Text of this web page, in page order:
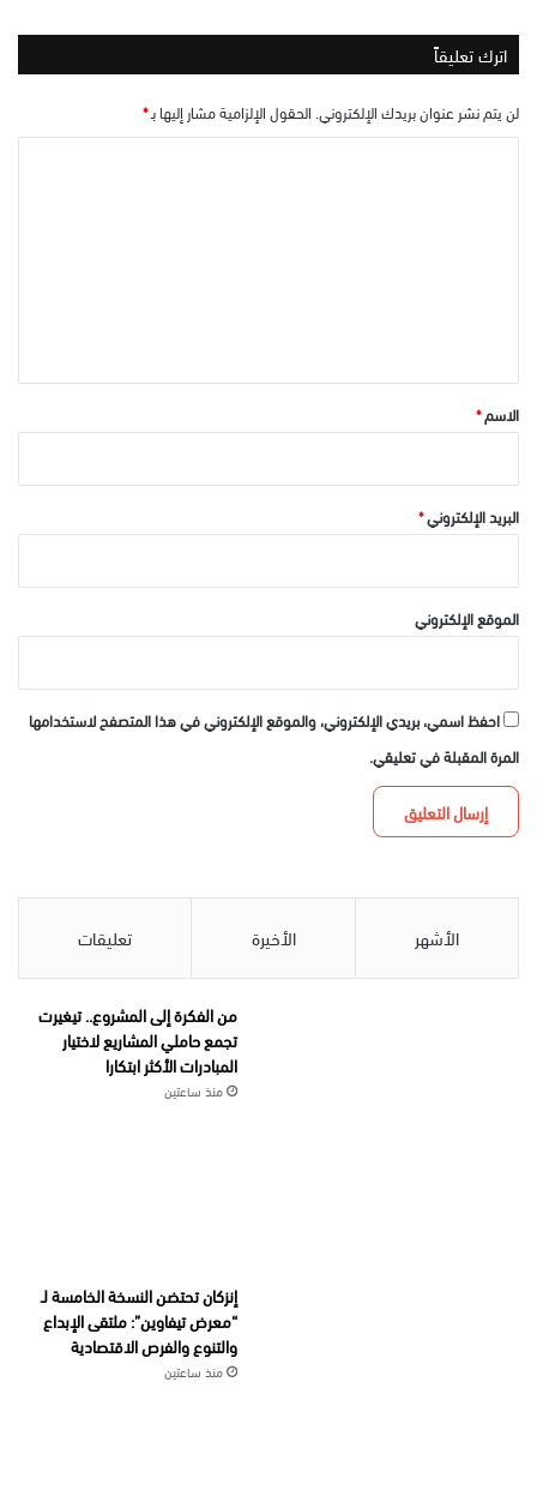
اترك تعليقاً
لن يتم نشر عنوان بريدك الإلكتروني. الحقول الإلزامية مشار إليها بـ*
*الاسم*
البريد الإلكتروني*
الموقع الإلكتروني
احفظ اسمي، بريدي الإلكتروني، والموقع الإلكتروني في هذا المتصفح لاستخدامها
المرة المقبلة في تعليقي.
الأشهر الأخيرة تعليقات
من الفكرة إلى المشروع.. تيغيرت
تجمع حاملي المشاريع لاختيار
المبادرات الأكثر ابتكارا
منذ ساعتين
إنزكان تحتضن النسخة الخامسة لـ
“معرض تيفاوين”: ملتقى الإبداع
والتنوع والفرص الاقتصادية
منذ ساعتين